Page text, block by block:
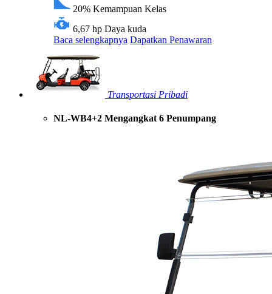
20% Kemampuan Kelas
6,67 hp Daya kuda
Baca selengkapnya Dapatkan Penawaran
Transportasi Pribadi
NL-WB4+2 Mengangkat 6 Penumpang